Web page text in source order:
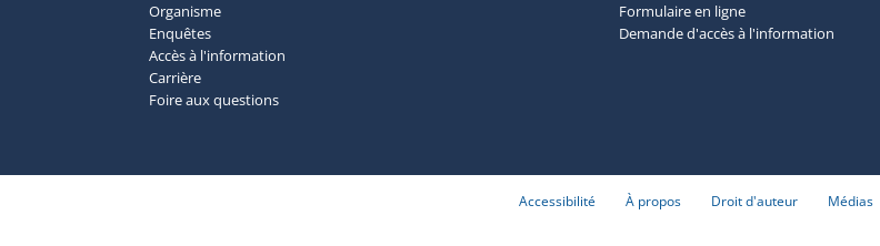
Organisme
Enquêtes
Accès à l'information
Carrière
Foire aux questions
Formulaire en ligne
Demande d'accès à l'information
Accessibilité À propos Droit d'auteur Médias